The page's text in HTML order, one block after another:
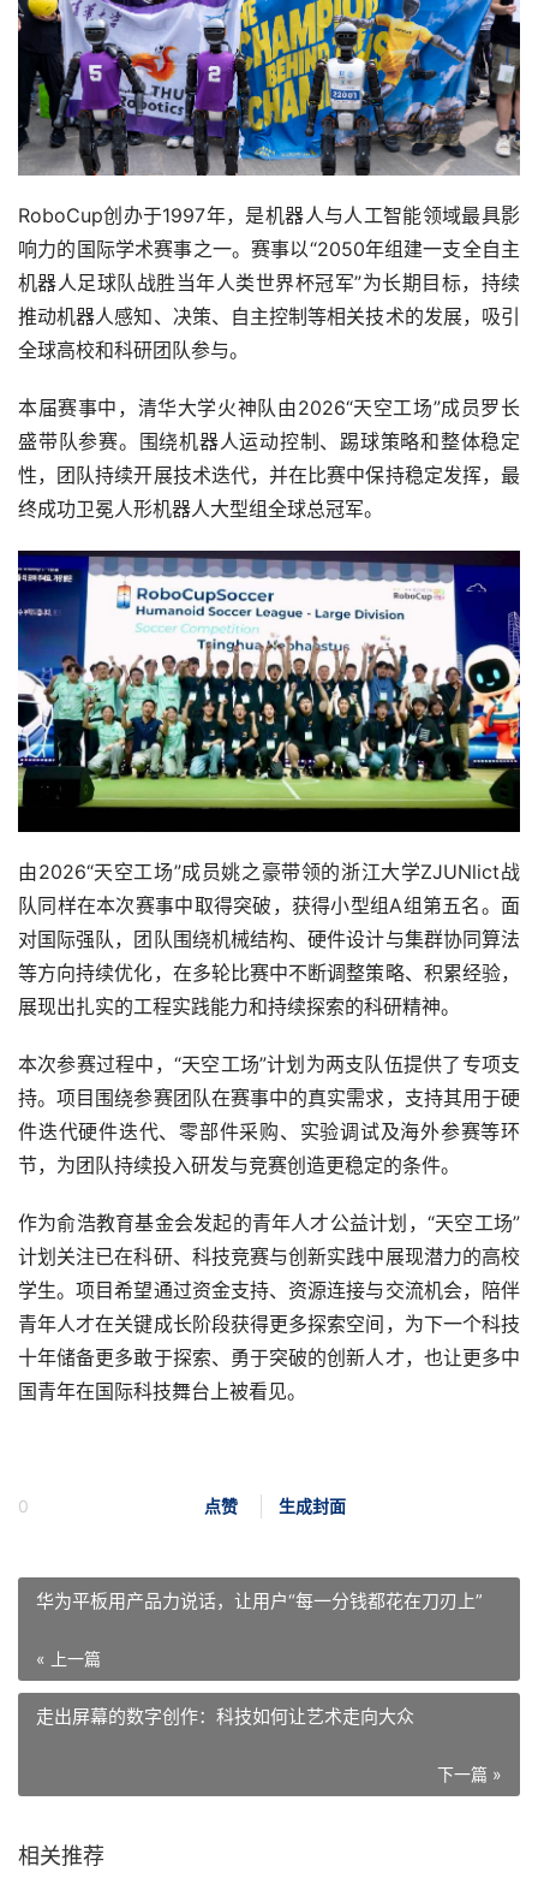
RoboCup创办于1997年，是机器人与人工智能领域最具影
响力的国际学术赛事之一。赛事以“2050年组建一支全自主
机器人足球队战胜当年人类世界杯冠军”为长期目标，持续
推动机器人感知、决策、自主控制等相关技术的发展，吸引
全球高校和科研团队参与。
本届赛事中，清华大学火神队由2026“天空工场”成员罗长
盛带队参赛。围绕机器人运动控制、踢球策略和整体稳定
性，团队持续开展技术迭代，并在比赛中保持稳定发挥，最
终成功卫冕人形机器人大型组全球总冠军。
由2026“天空工场”成员姚之豪带领的浙江大学ZJUNlict战
队同样在本次赛事中取得突破，获得小型组A组第五名。面
对国际强队，团队围绕机械结构、硬件设计与集群协同算法
等方向持续优化，在多轮比赛中不断调整策略、积累经验，
展现出扎实的工程实践能力和持续探索的科研精神。
本次参赛过程中，“天空工场”计划为两支队伍提供了专项支
持。项目围绕参赛团队在赛事中的真实需求，支持其用于硬
件迭代硬件迭代、零部件采购、实验调试及海外参赛等环
节，为团队持续投入研发与竞赛创造更稳定的条件。
作为俞浩教育基金会发起的青年人才公益计划，“天空工场”
计划关注已在科研、科技竞赛与创新实践中展现潜力的高校
学生。项目希望通过资金支持、资源连接与交流机会，陪伴
青年人才在关键成长阶段获得更多探索空间，为下一个科技
十年储备更多敢于探索、勇于突破的创新人才，也让更多中
国青年在国际科技舞台上被看见。
点赞 生成封面
0
华为平板用产品力说话，让用户“每一分钱都花在刀刃上”
« 上一篇
走出屏幕的数字创作：科技如何让艺术走向大众
下一篇 »
相关推荐